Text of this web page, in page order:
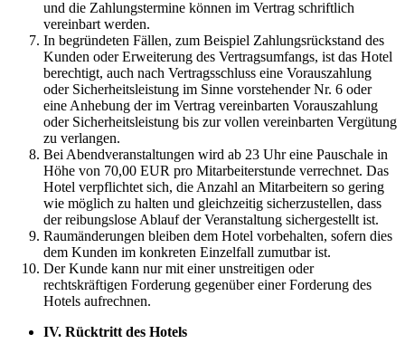
und die Zahlungstermine können im Vertrag schriftlich
vereinbart werden.
In begründeten Fällen, zum Beispiel Zahlungsrückstand des
Kunden oder Erweiterung des Vertragsumfangs, ist das Hotel
berechtigt, auch nach Vertragsschluss eine Vorauszahlung
oder Sicherheitsleistung im Sinne vorstehender Nr. 6 oder
eine Anhebung der im Vertrag vereinbarten Vorauszahlung
oder Sicherheitsleistung bis zur vollen vereinbarten Vergütung
zu verlangen.
Bei Abendveranstaltungen wird ab 23 Uhr eine Pauschale in
Höhe von 70,00 EUR pro Mitarbeiterstunde verrechnet. Das
Hotel verpflichtet sich, die Anzahl an Mitarbeitern so gering
wie möglich zu halten und gleichzeitig sicherzustellen, dass
der reibungslose Ablauf der Veranstaltung sichergestellt ist.
Raumänderungen bleiben dem Hotel vorbehalten, sofern dies
dem Kunden im konkreten Einzelfall zumutbar ist.
Der Kunde kann nur mit einer unstreitigen oder
rechtskräftigen Forderung gegenüber einer Forderung des
Hotels aufrechnen.
IV. Rücktritt des Hotels